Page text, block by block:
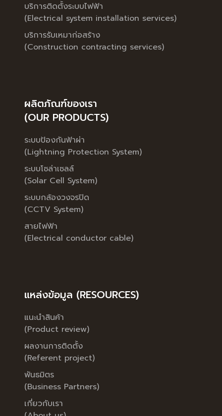
บริการติดตั้งระบบไฟฟ้า
(Electrical system installation services)
บริการรับเหมาก่อสร้าง
(Construction contracting services)
ผลิตภัณฑ์ของเรา
(OUR PRODUCTS)
ระบบป้องกันฟ้าผ่า
(Lightning Protection System)
ระบบโซล่าเซลล์
(Solar Cell System)
ระบบกล้องวงจรปิด
(CCTV System)
สายไฟฟ้า
(Electrical conductor cable)
แหล่งข้อมูล (RESOURCES)
แนะนำสินค้า
(Product review)
ผลงานการติดตั้ง
(Referent project)
พันธมิตร
(Business Partners)
เกี่ยวกับเรา